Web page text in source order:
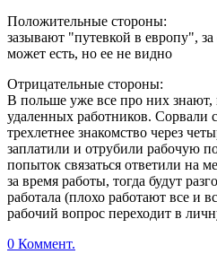
Положительные стороны:
зазывают "путевкой в европу",
может есть, но ее не видно
Отрицательные стороны:
В польше уже все про них
удаленных работников. Сорвали
трехлетнее знакомство через
заплатили и отрубили рабочую
попыток связаться ответили на
за время работы, тогда будут
работала (плохо работают все и
рабочий вопрос переходит в
0 Коммент.